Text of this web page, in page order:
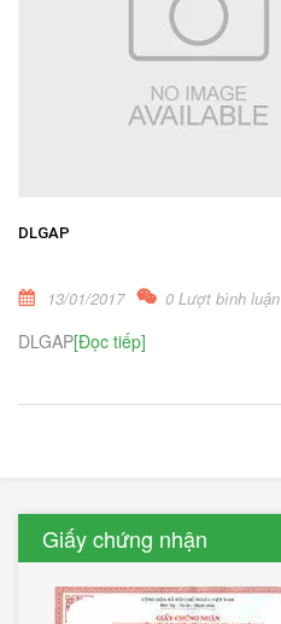
DLGAP
13/01/2017 0 Lượt bình luận
DLGAP[Đọc tiếp]
Giấy chứng nhận